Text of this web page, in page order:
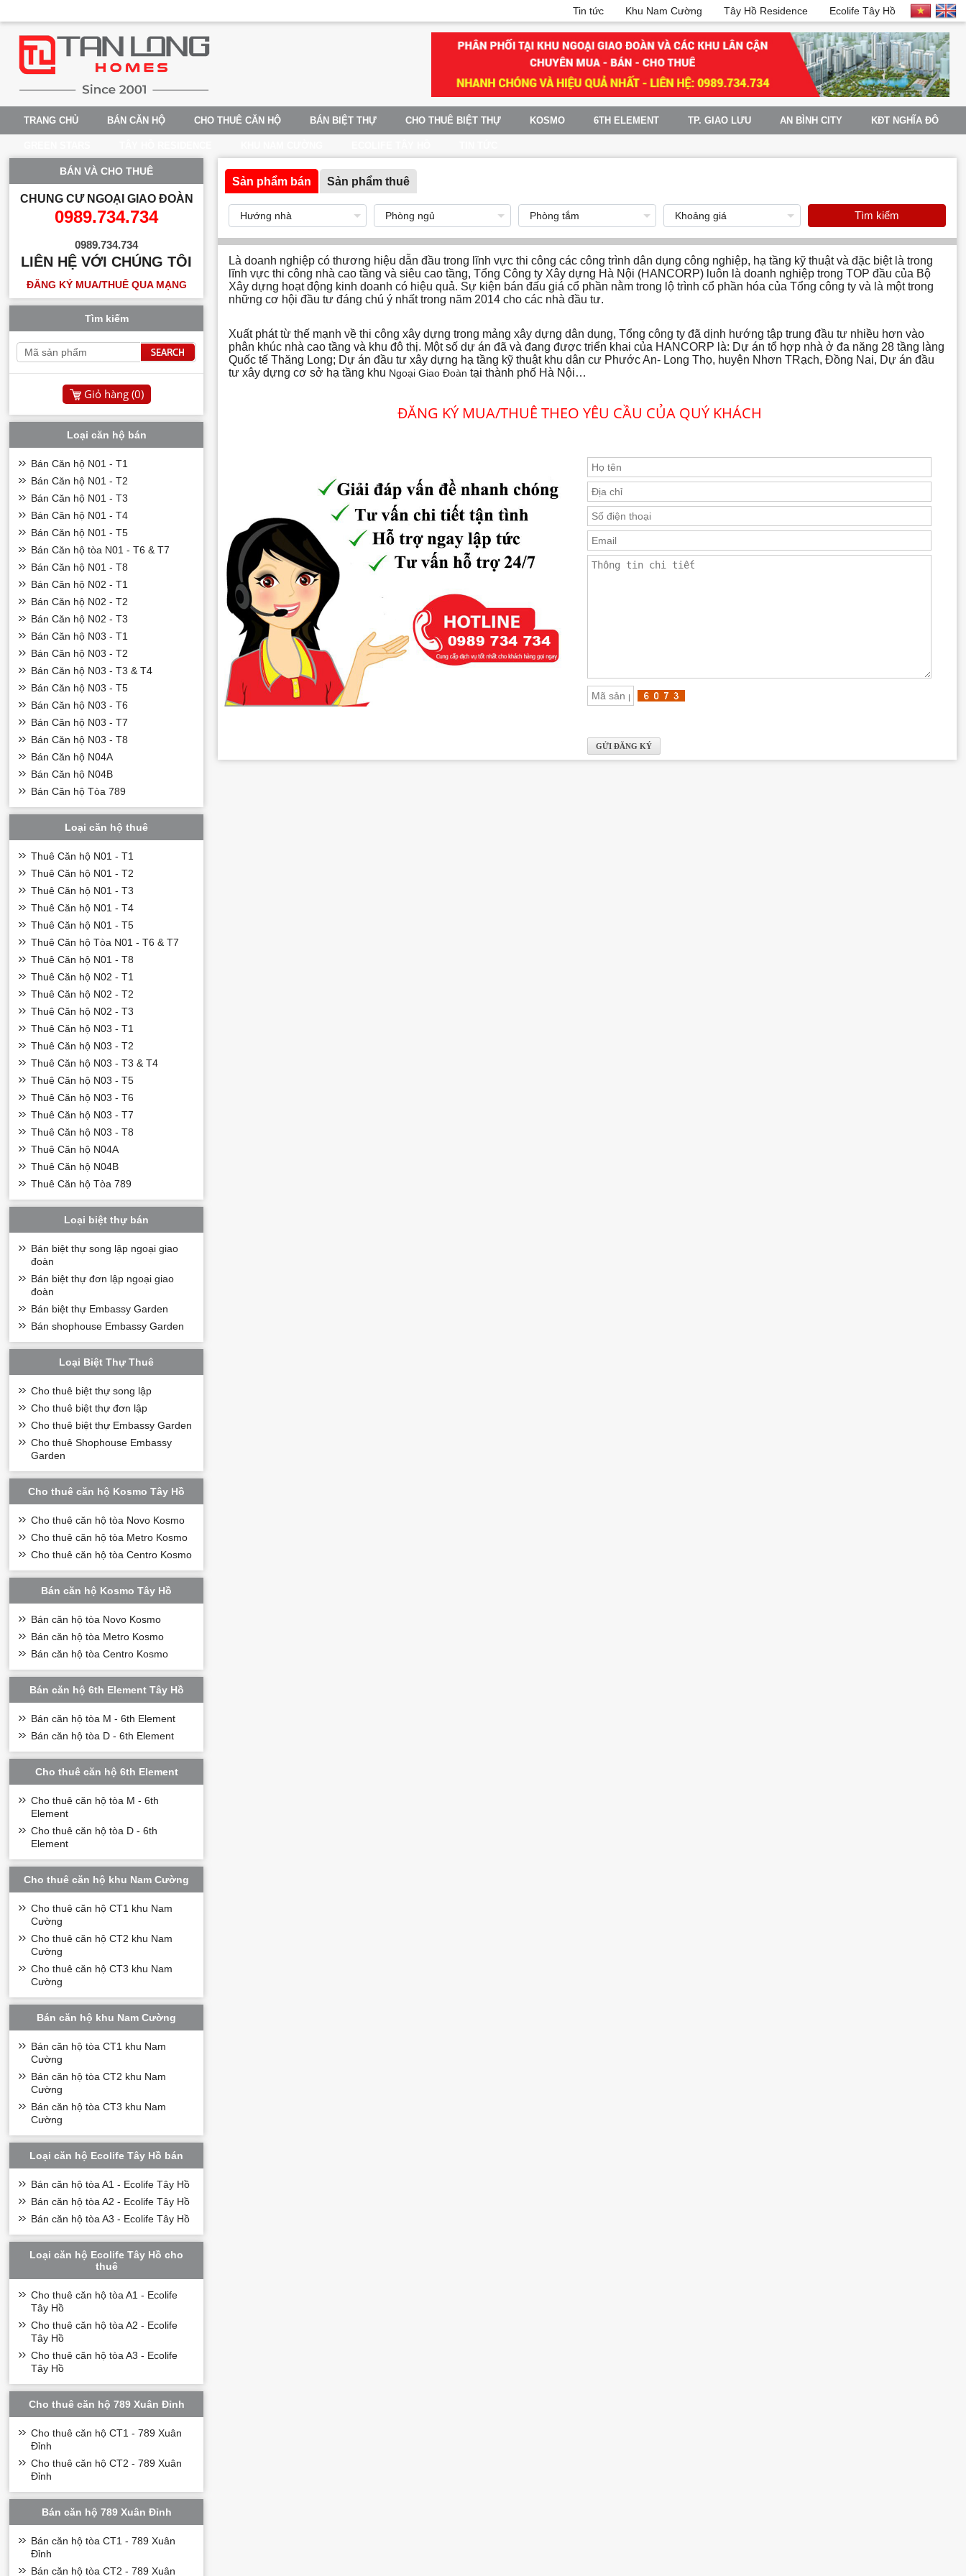
Tin tức Khu Nam Cường Tây Hồ Residence Ecolife Tây Hồ
TRANG CHỦ BÁN CĂN HỘ CHO THUÊ CĂN HỘ BÁN BIỆT THỰ CHO THUÊ BIỆT THỰ KOSMO 6TH ELEMENT TP. GIAO LƯU AN BÌNH CITY KĐT NGHĨA ĐÔ
Sản phẩm bán Sản phẩm thuê
Tìm kiếm
Là doanh nghiệp có thương hiệu dẫn đầu trong lĩnh vực thi công các công trình dân dụng công nghiệp, hạ tầng kỹ thuật và đặc biệt là trong
lĩnh vực thi công nhà cao tầng và siêu cao tầng, Tổng Công ty Xây dựng Hà Nội (HANCORP) luôn là doanh nghiệp trong TOP đầu của Bộ
Xây dựng hoạt động kinh doanh có hiệu quả. Sự kiện bán đấu giá cổ phần nằm trong lộ trình cổ phần hóa của Tổng công ty và là một trong
những cơ hội đầu tư đáng chú ý nhất trong năm 2014 cho các nhà đầu tư.
Xuất phát từ thế mạnh về thi công xây dựng trong mảng xây dựng dân dụng, Tổng công ty đã dịnh hướng tập trung đầu tư nhiều hơn vào
phân khúc nhà cao tầng và khu đô thị. Một số dự án đã và đang được triển khai của HANCORP là: Dự án tổ hợp nhà ở đa năng 28 tầng làng
Quốc tế Thăng Long; Dự án đầu tư xây dựng hạ tầng kỹ thuật khu dân cư Phước An- Long Thọ, huyện Nhơn TRạch, Đồng Nai, Dự án đầu
tư xây dựng cơ sở hạ tầng khu Ngoại Giao Đoàn tại thành phố Hà Nội…
ĐĂNG KÝ MUA/THUÊ THEO YÊU CẦU CỦA QUÝ KHÁCH
BÁN VÀ CHO THUÊ
CHUNG CƯ NGOẠI GIAO ĐOÀN
0989.734.734
0989.734.734
LIÊN HỆ VỚI CHÚNG TÔI
ĐĂNG KÝ MUA/THUÊ QUA MẠNG
Tìm kiếm
Giỏ hàng (0)
Loại căn hộ bán
Bán Căn hộ N01 - T1
Bán Căn hộ N01 - T2
Bán Căn hộ N01 - T3
Bán Căn hộ N01 - T4
Bán Căn hộ N01 - T5
Bán Căn hộ tòa N01 - T6 & T7
Bán Căn hộ N01 - T8
Bán Căn hộ N02 - T1
Bán Căn hộ N02 - T2
Bán Căn hộ N02 - T3
Bán Căn hộ N03 - T1
Bán Căn hộ N03 - T2
Bán Căn hộ N03 - T3 & T4
Bán Căn hộ N03 - T5
Bán Căn hộ N03 - T6
Bán Căn hộ N03 - T7
Bán Căn hộ N03 - T8
Bán Căn hộ N04A
Bán Căn hộ N04B
Bán Căn hộ Tòa 789
Loại căn hộ thuê
Thuê Căn hộ N01 - T1
Thuê Căn hộ N01 - T2
Thuê Căn hộ N01 - T3
Thuê Căn hộ N01 - T4
Thuê Căn hộ N01 - T5
Thuê Căn hộ Tòa N01 - T6 & T7
Thuê Căn hộ N01 - T8
Thuê Căn hộ N02 - T1
Thuê Căn hộ N02 - T2
Thuê Căn hộ N02 - T3
Thuê Căn hộ N03 - T1
Thuê Căn hộ N03 - T2
Thuê Căn hộ N03 - T3 & T4
Thuê Căn hộ N03 - T5
Thuê Căn hộ N03 - T6
Thuê Căn hộ N03 - T7
Thuê Căn hộ N03 - T8
Thuê Căn hộ N04A
Thuê Căn hộ N04B
Thuê Căn hộ Tòa 789
Loại biệt thự bán
Bán biệt thự song lập ngoại giao
đoàn
Bán biệt thự đơn lập ngoại giao
đoàn
Bán biệt thự Embassy Garden
Bán shophouse Embassy Garden
Loại Biệt Thự Thuê
Cho thuê biệt thự song lập
Cho thuê biệt thự đơn lập
Cho thuê biệt thự Embassy Garden
Cho thuê Shophouse Embassy
Garden
Cho thuê căn hộ Kosmo Tây Hồ
Cho thuê căn hộ tòa Novo Kosmo
Cho thuê căn hộ tòa Metro Kosmo
Cho thuê căn hộ tòa Centro Kosmo
Bán căn hộ Kosmo Tây Hồ
Bán căn hộ tòa Novo Kosmo
Bán căn hộ tòa Metro Kosmo
Bán căn hộ tòa Centro Kosmo
Bán căn hộ 6th Element Tây Hồ
Bán căn hộ tòa M - 6th Element
Bán căn hộ tòa D - 6th Element
Cho thuê căn hộ 6th Element
Cho thuê căn hộ tòa M - 6th
Element
Cho thuê căn hộ tòa D - 6th
Element
Cho thuê căn hộ khu Nam Cường
Cho thuê căn hộ CT1 khu Nam
Cường
Cho thuê căn hộ CT2 khu Nam
Cường
Cho thuê căn hộ CT3 khu Nam
Cường
Bán căn hộ khu Nam Cường
Bán căn hộ tòa CT1 khu Nam
Cường
Bán căn hộ tòa CT2 khu Nam
Cường
Bán căn hộ tòa CT3 khu Nam
Cường
Loại căn hộ Ecolife Tây Hồ bán
Bán căn hộ tòa A1 - Ecolife Tây Hồ
Bán căn hộ tòa A2 - Ecolife Tây Hồ
Bán căn hộ tòa A3 - Ecolife Tây Hồ
Loại căn hộ Ecolife Tây Hồ cho
thuê
Cho thuê căn hộ tòa A1 - Ecolife
Tây Hồ
Cho thuê căn hộ tòa A2 - Ecolife
Tây Hồ
Cho thuê căn hộ tòa A3 - Ecolife
Tây Hồ
Cho thuê căn hộ 789 Xuân Đỉnh
Cho thuê căn hộ CT1 - 789 Xuân
Đỉnh
Cho thuê căn hộ CT2 - 789 Xuân
Đỉnh
Bán căn hộ 789 Xuân Đỉnh
Bán căn hộ tòa CT1 - 789 Xuân
Đỉnh
Bán căn hộ tòa CT2 - 789 Xuân